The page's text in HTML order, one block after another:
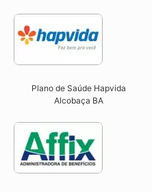
Plano de Saúde Hapvida
Alcobaça BA​